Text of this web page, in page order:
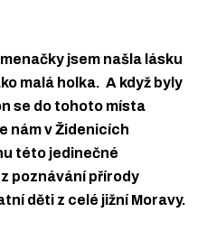
jsem našla lásku
malá holka. A když byly
se do tohoto místa
nám v Židenicích
této jedinečné
poznávání přírody
děti z celé jižní Moravy.